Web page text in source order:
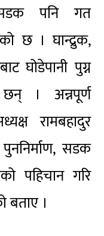
पनि गत
छ । घान्द्रुक,
घोडेपानी पुग्न
। अन्नपूर्ण
रामबहादुर
सडक
पहिचान गरि
बताए ।